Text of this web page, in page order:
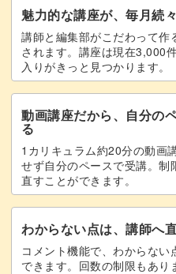
魅力的な講座が、毎月続
講師と編集部がこだわって作
されます。講座は現在3,000
入りがきっと見つかります。
動画講座だから、自分の
る
1カリキュラム約20分の動画
せず自分のペースで受講。制
直すことができます。
わからない点は、講師へ
コメント機能で、わからない
できます。回数の制限もあり